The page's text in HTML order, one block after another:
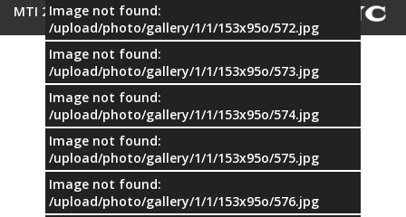
Image not found:
/upload/photo/gallery/1/1/153x95o/572.jpg
Image not found:
/upload/photo/gallery/1/1/153x95o/573.jpg
Image not found:
/upload/photo/gallery/1/1/153x95o/574.jpg
Image not found:
/upload/photo/gallery/1/1/153x95o/575.jpg
Image not found:
/upload/photo/gallery/1/1/153x95o/576.jpg
© 2015 MTI